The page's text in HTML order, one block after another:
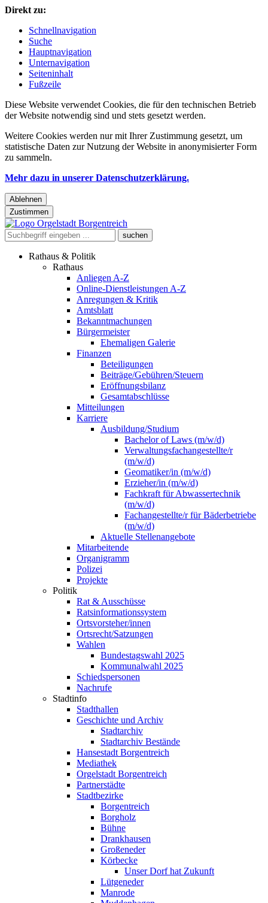
Direkt zu:
Schnellnavigation
Suche
Hauptnavigation
Unternavigation
Seiteninhalt
Fußzeile
Diese Website verwendet Cookies, die für den technischen Betrieb
der Website notwendig sind und stets gesetzt werden.
Weitere Cookies werden nur mit Ihrer Zustimmung gesetzt, um
statistische Daten zur Nutzung der Website in anonymisierter Form
zu sammeln.
Mehr dazu in unserer Datenschutzerklärung.
Ablehnen
Zustimmen
Rathaus & Politik
Rathaus
Anliegen A-Z
Online-Dienstleistungen A-Z
Anregungen & Kritik
Amtsblatt
Bekanntmachungen
Bürgermeister
Ehemaligen Galerie
Finanzen
Beteiligungen
Beiträge/Gebühren/Steuern
Eröffnungsbilanz
Gesamtabschlüsse
Mitteilungen
Karriere
Ausbildung/Studium
Bachelor of Laws (m/w/d)
Verwaltungsfachangestellte/r
(m/w/d)
Geomatiker/in (m/w/d)
Erzieher/in (m/w/d)
Fachkraft für Abwassertechnik
(m/w/d)
Fachangestellte/r für Bäderbetriebe
(m/w/d)
Aktuelle Stellenangebote
Mitarbeitende
Organigramm
Polizei
Projekte
Politik
Rat & Ausschüsse
Ratsinformationssystem
Ortsvorsteher/innen
Ortsrecht/Satzungen
Wahlen
Bundestagswahl 2025
Kommunalwahl 2025
Schiedspersonen
Nachrufe
Stadtinfo
Stadthallen
Geschichte und Archiv
Stadtarchiv
Stadtarchiv Bestände
Hansestadt Borgentreich
Mediathek
Orgelstadt Borgentreich
Partnerstädte
Stadtbezirke
Borgentreich
Borgholz
Bühne
Drankhausen
Großeneder
Körbecke
Unser Dorf hat Zukunft
Lütgeneder
Manrode